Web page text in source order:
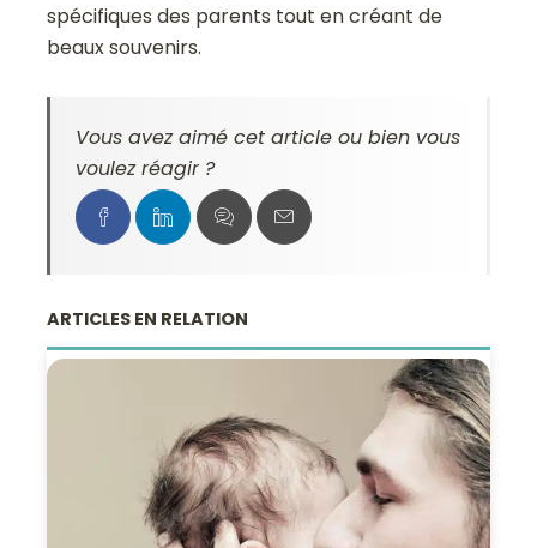
spécifiques des parents tout en créant de
beaux souvenirs.
Vous avez aimé cet article ou bien vous
voulez réagir ?
ARTICLES EN RELATION